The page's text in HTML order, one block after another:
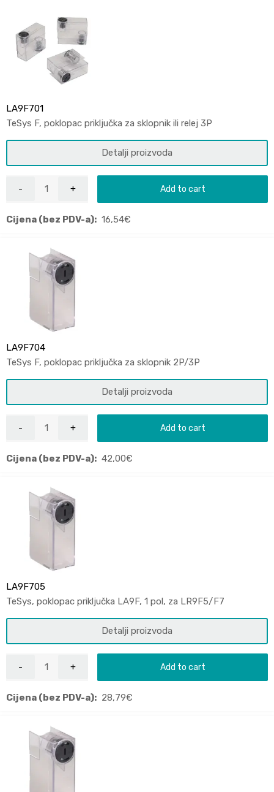
LA9F701
TeSys F, poklopac priključka za sklopnik ili relej 3P
Detalji proizvoda
Add to cart
Cijena (bez PDV-a): 16,54€
LA9F704
TeSys F, poklopac priključka za sklopnik 2P/3P
Detalji proizvoda
Add to cart
Cijena (bez PDV-a): 42,00€
LA9F705
TeSys, poklopac priključka LA9F, 1 pol, za LR9F5/F7
Detalji proizvoda
Add to cart
Cijena (bez PDV-a): 28,79€